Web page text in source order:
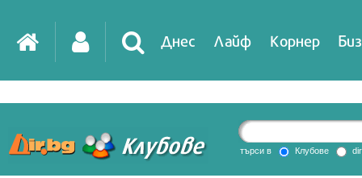
Днес Лайф Корнер
DirTV Impressio
търси в Клубове